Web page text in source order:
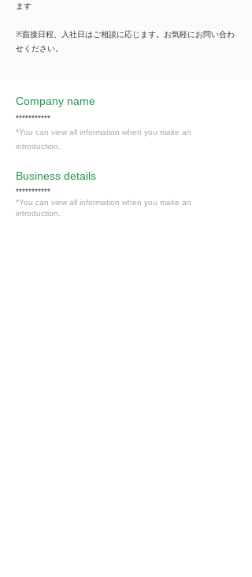
ます
※面接日程、入社日はご相談に応じます。お気軽にお問い合わ
せください。
Company name
***********
*You can view all information when you make an
introduction.
​Business details
***********
*You can view all information when you make an
introduction.